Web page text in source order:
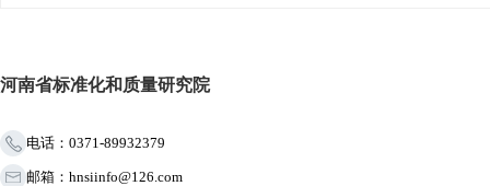
河南省标准化和质量研究院
电话：0371-89932379
邮箱：hnsiinfo@126.com